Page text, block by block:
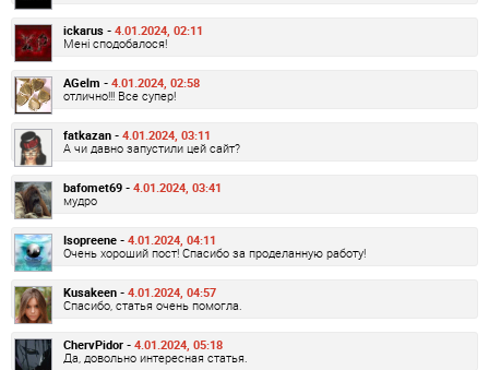
ickarus - 4.01.2024, 02:11
Мені сподобалося!
AGelm - 4.01.2024, 02:58
отлично!!! Все супер!
fatkazan - 4.01.2024, 03:11
А чи давно запустили цей сайт?
bafomet69 - 4.01.2024, 03:41
мудро
Isopreene - 4.01.2024, 04:11
Очень хороший пост! Спасибо за проделанную работу!
Kusakeen - 4.01.2024, 04:57
Спасибо, статья очень помогла.
ChervPidor - 4.01.2024, 05:18
Да, довольно интересная статья.